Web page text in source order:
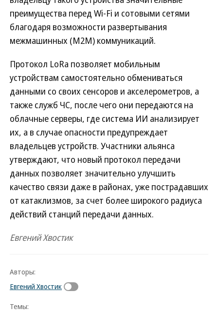
преимущества перед Wi-Fi и сотовыми сетями
благодаря возможности развертывания
межмашинных (M2M) коммуникаций.
Протокол LoRa позволяет мобильным
устройствам самостоятельно обмениваться
данными со своих сенсоров и акселерометров, а
также служб ЧС, после чего они передаются на
облачные серверы, где система ИИ анализирует
их, а в случае опасности предупреждает
владельцев устройств. Участники альянса
утверждают, что новый протокол передачи
данных позволяет значительно улучшить
качество связи даже в районах, уже пострадавших
от катаклизмов, за счет более широкого радиуса
действий станций передачи данных.
Евгений Хвостик
Авторы:
Евгений Хвостик
Темы: